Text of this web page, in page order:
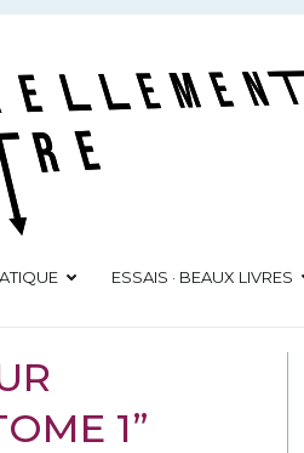
ESSAIS · BEAUX LIVRES
1”